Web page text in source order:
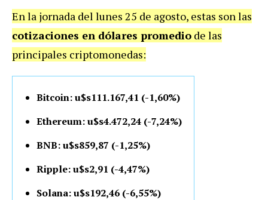
En la jornada del lunes 25 de agosto, estas son las
cotizaciones en dólares promedio de las
principales criptomonedas:
Bitcoin: u$s111.167,41 (-1,60%)
Ethereum: u$s4.472,24 (-7,24%)
BNB: u$s859,87 (-1,25%)
Ripple: u$s2,91 (-4,47%)
Solana: u$s192,46 (-6,55%)